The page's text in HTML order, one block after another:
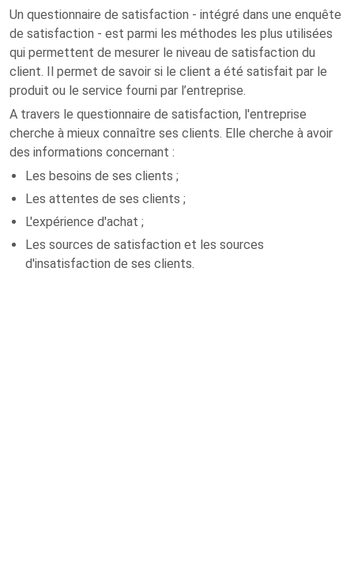
Un questionnaire de satisfaction - intégré dans une enquête
de satisfaction - est parmi les méthodes les plus utilisées
qui permettent de mesurer le niveau de satisfaction du
client. Il permet de savoir si le client a été satisfait par le
produit ou le service fourni par l’entreprise.
A travers le questionnaire de satisfaction, l'entreprise
cherche à mieux connaître ses clients. Elle cherche à avoir
des informations concernant :
Les besoins de ses clients ;
Les attentes de ses clients ;
L'expérience d'achat ;
Les sources de satisfaction et les sources
d'insatisfaction de ses clients.